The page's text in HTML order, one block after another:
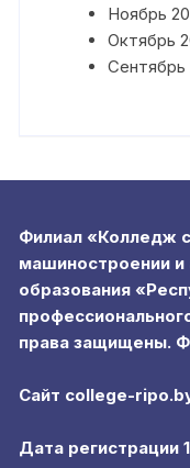
Ноябрь
Октябрь
Сентябрь
Филиал «Колледж
машиностроении
образования
права защищены.
Сайт college-
Дата регистрации